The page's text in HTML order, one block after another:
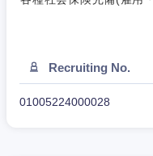
Recruiting No.
01005224000028